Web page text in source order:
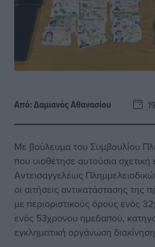
Από:Δαμιανός Αθανασίου
Με βούλευμα του Συμβουλίου
που υιοθέτησε αυτούσια σχετική
Αντεισαγγελέως
οι αιτήσεις αντικατάστασης της
με περιοριστικούς όρους ενός
ενός 53χρονου ημεδαπού,
εγκληματική οργάνωση